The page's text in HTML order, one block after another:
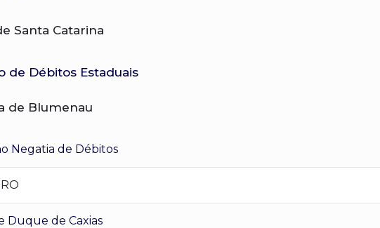
Santa Catarina
de Débitos Estaduais
de Blumenau
Negatia de Débitos
Duque de Caxias